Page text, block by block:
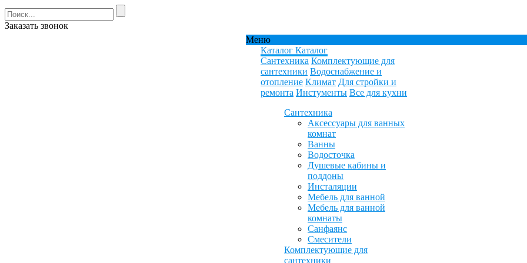
Заказать звонок
Меню
Каталог Каталог
Сантехника Комплектующие для
сантехники Водоснабжение и
отопление Климат Для стройки и
ремонта Инстументы Все для кухни
Сантехника
Аксессуары для ванных
комнат
Ванны
Водосточка
Душевые кабины и
поддоны
Инсталяции
Мебель для ванной
Мебель для ванной
комнаты
Санфаянс
Смесители
Комплектующие для
сантехники